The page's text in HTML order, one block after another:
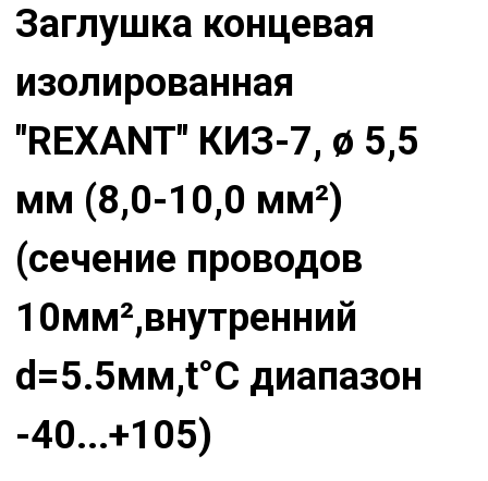
Заглушка концевая
изолированная
"REXANT" КИЗ-7, ø 5,5
мм (8,0-10,0 мм²)
(сечение проводов
10мм²,внутренний
d=5.5мм,t°С диапазон
-40...+105)